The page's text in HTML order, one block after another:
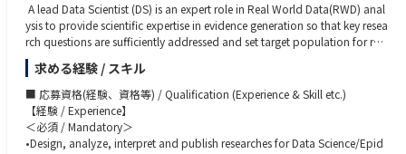
A lead Data Scientist (DS) is an expert role in Real World Data(RWD) anal
ysis to provide scientific expertise in evidence generation so that key resea
rch questions are sufficiently addressed and set target population for res
earch. And all researches/analyses are planned and delivered in a way th
at represent cutting-edge science, methodologies, technologies, process
es, and solutions in the Pharm industry. Lead Data Scientist reports to dir
ector of Data Science, Medical.
•Lead/co-lead observational/database research and data analysis includ
求める経験 / スキル
■ 応募資格(経験、資格等) / Qualification (Experience & Skill etc.)
【経験 / Experience】
＜必須 / Mandatory＞
•Design, analyze, interpret and publish researches for Data Science/Epid